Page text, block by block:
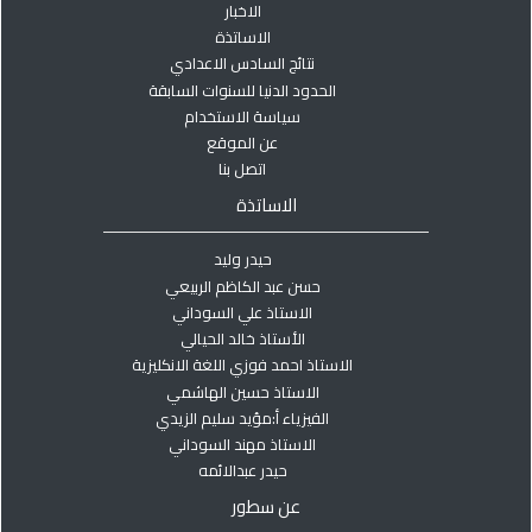
الاخبار
الاساتذة
نتائج السادس الاعدادي
الحدود الدنيا للسنوات السابقة
سياسة الاستخدام
عن الموقع
اتصل بنا
الاساتذة
حيدر وليد
حسن عبد الكاظم الربيعي
الاستاذ علي السوداني
الأستاذ خالد الحيالي
الاستاذ احمد فوزي اللغة الانكليزية
الاستاذ حسين الهاشمي
الفيزياء أ:مؤيد سليم الزيدي
الاستاذ مهند السوداني
حيدر عبدالائمه
عن سطور